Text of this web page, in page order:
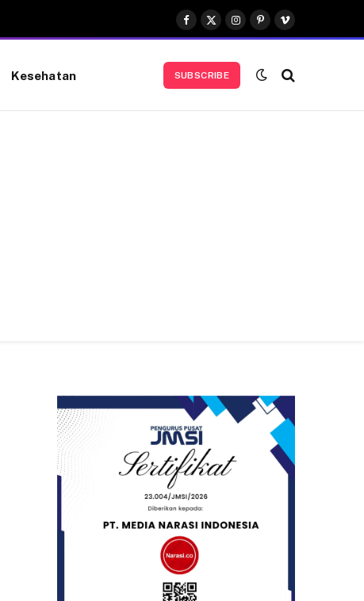
Facebook
X
(Twitter)
Instagram
Pinterest
Vimeo
Kesehatan SUBSCRIBE